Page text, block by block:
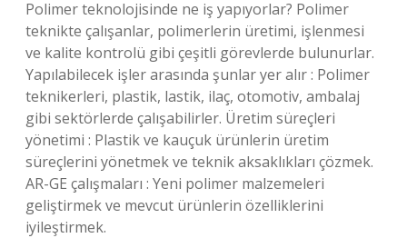
Polimer teknolojisinde ne iş yapıyorlar? Polimer
teknikte çalışanlar, polimerlerin üretimi, işlenmesi
ve kalite kontrolü gibi çeşitli görevlerde bulunurlar.
Yapılabilecek işler arasında şunlar yer alır : Polimer
teknikerleri, plastik, lastik, ilaç, otomotiv, ambalaj
gibi sektörlerde çalışabilirler. Üretim süreçleri
yönetimi : Plastik ve kauçuk ürünlerin üretim
süreçlerini yönetmek ve teknik aksaklıkları çözmek.
AR-GE çalışmaları : Yeni polimer malzemeleri
geliştirmek ve mevcut ürünlerin özelliklerini
iyileştirmek.